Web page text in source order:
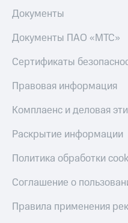
Документы
Документы ПАО «МТС»
Сертификаты
Правовая информация
Комплаенс и деловая
Раскрытие информации
Политика обработки
Соглашение о
Правила применения